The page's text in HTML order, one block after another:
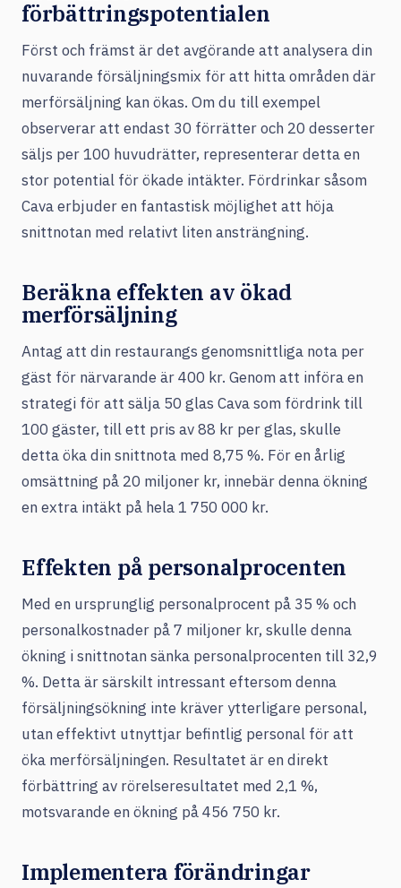
förbättringspotentialen
Först och främst är det avgörande att analysera din
nuvarande försäljningsmix för att hitta områden där
merförsäljning kan ökas. Om du till exempel
observerar att endast 30 förrätter och 20 desserter
säljs per 100 huvudrätter, representerar detta en
stor potential för ökade intäkter. Fördrinkar såsom
Cava erbjuder en fantastisk möjlighet att höja
snittnotan med relativt liten ansträngning.
Beräkna effekten av ökad
merförsäljning
Antag att din restaurangs genomsnittliga nota per
gäst för närvarande är 400 kr. Genom att införa en
strategi för att sälja 50 glas Cava som fördrink till
100 gäster, till ett pris av 88 kr per glas, skulle
detta öka din snittnota med 8,75 %. För en årlig
omsättning på 20 miljoner kr, innebär denna ökning
en extra intäkt på hela 1 750 000 kr.
Effekten på personalprocenten
Med en ursprunglig personalprocent på 35 % och
personalkostnader på 7 miljoner kr, skulle denna
ökning i snittnotan sänka personalprocenten till 32,9
%. Detta är särskilt intressant eftersom denna
försäljningsökning inte kräver ytterligare personal,
utan effektivt utnyttjar befintlig personal för att
öka merförsäljningen. Resultatet är en direkt
förbättring av rörelseresultatet med 2,1 %,
motsvarande en ökning på 456 750 kr.
Implementera förändringar